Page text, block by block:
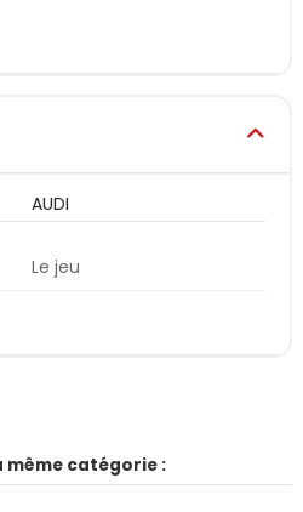
AUDI
Le jeu
même catégorie :